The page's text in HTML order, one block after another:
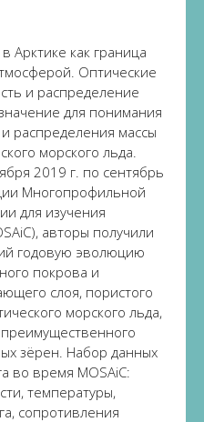
Арктике как граница
Оптические
и распределение
для понимания
распределения массы
морского льда.
2019 г. по сентябрь
Многопрофильной
для изучения
авторы получили
годовую эволюцию
покрова и
слоя, пористого
морского льда,
зёрен. Набор данных
во время MOSAiC:
температуры,
сопротивления